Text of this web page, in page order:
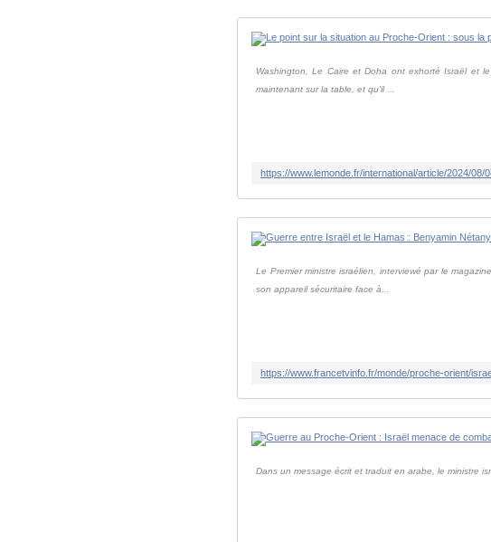
Washington, Le Caire et Doha ont exhorté Israël et
maintenant sur la table, et qu'il ...
Le Premier ministre israélien, interviewé par le
son appareil sécuritaire face à...
Dans un message écrit et traduit en arabe, le ministre